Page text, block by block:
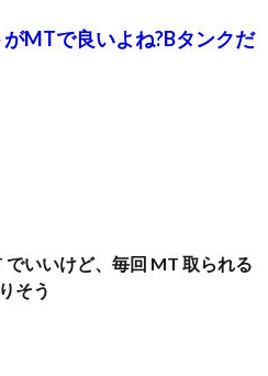
MTで良いよね?Bタンクだ
いいけど、毎回 MT 取られる
そう